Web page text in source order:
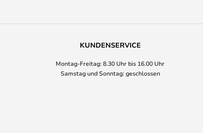
KUNDENSERVICE
Montag-Freitag: 8.30 Uhr bis 16.00 Uhr
Samstag und Sonntag: geschlossen